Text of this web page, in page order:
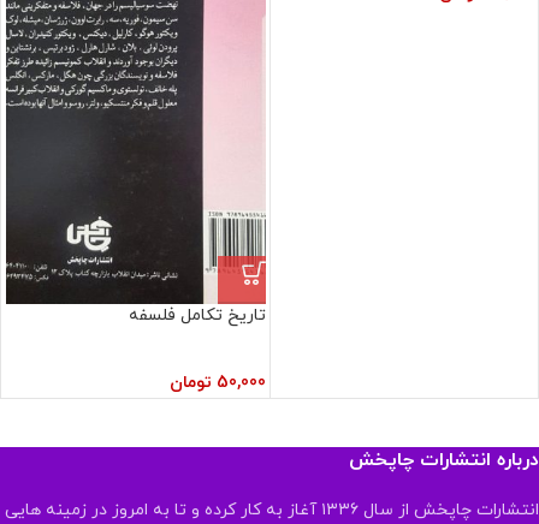
تاریخ تکامل فلسفه
50,000 تومان
درباره انتشارات چاپخش
انتشارات چاپخش از سال ۱۳۳۶ آغاز به کار کرده و تا به امروز در زمینه هایی